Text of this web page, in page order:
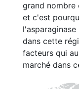
grand nombre
et c'est
dans cette
facteurs qui
marché dans